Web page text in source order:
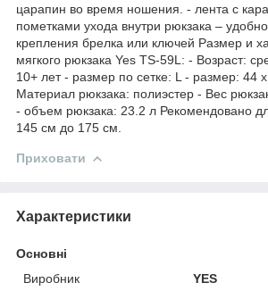
царапин во время ношения. - лента с
пометками ухода внутри рюкзака –
крепления брелка или ключей Размер и
мягкого рюкзака Yes TS-59L: - Возраст:
10+ лет - размер по сетке: L - размер: 44
Материал рюкзака: полиэстер - Вес
- объем рюкзака: 23.2 л Рекомендовано
145 см до 175 см.
Приховати
Характеристики
Основні
Виробник
YES